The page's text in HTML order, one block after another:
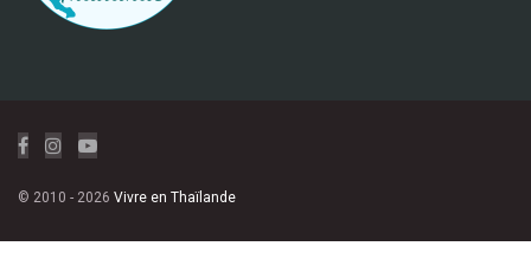
© 2010 - 2026 Vivre en Thaïlande